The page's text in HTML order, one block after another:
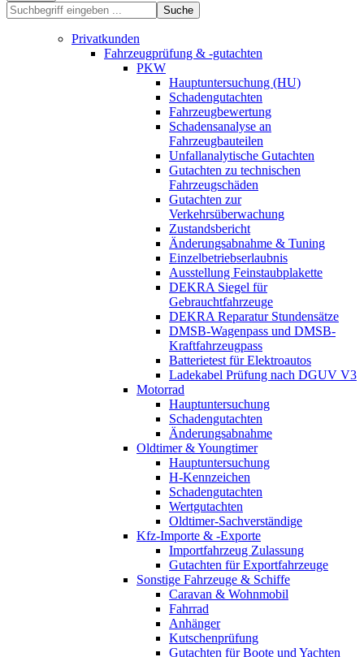
Suche
Privatkunden
Fahrzeugprüfung & -gutachten
PKW
Hauptuntersuchung (HU)
Schadengutachten
Fahrzeugbewertung
Schadensanalyse an
Fahrzeugbauteilen
Unfallanalytische Gutachten
Gutachten zu technischen
Fahrzeugschäden
Gutachten zur
Verkehrsüberwachung
Zustandsbericht
Änderungsabnahme & Tuning
Einzelbetriebserlaubnis
Ausstellung Feinstaubplakette
DEKRA Siegel für
Gebrauchtfahrzeuge
DEKRA Reparatur Stundensätze
DMSB-Wagenpass und DMSB-
Kraftfahrzeugpass
Batterietest für Elektroautos
Ladekabel Prüfung nach DGUV V3
Motorrad
Hauptuntersuchung
Schadengutachten
Änderungsabnahme
Oldtimer & Youngtimer
Hauptuntersuchung
H-Kennzeichen
Schadengutachten
Wertgutachten
Oldtimer-Sachverständige
Kfz-Importe & -Exporte
Importfahrzeug Zulassung
Gutachten für Exportfahrzeuge
Sonstige Fahrzeuge & Schiffe
Caravan & Wohnmobil
Fahrrad
Anhänger
Kutschenprüfung
Gutachten für Boote und Yachten